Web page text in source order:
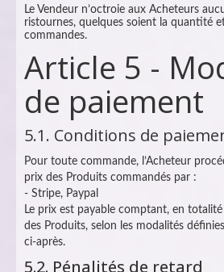
Le Vendeur n’octroie aux Acheteurs
ristournes, quelques soient la quantité
commandes.
Article 5 -
de paiement
5.1. Conditions de
Pour toute commande, l’Acheteur
prix des Produits commandés par :
- Stripe, Paypal
Le prix est payable comptant, en
des Produits, selon les modalités
ci-après.
5.2. Pénalités de retard